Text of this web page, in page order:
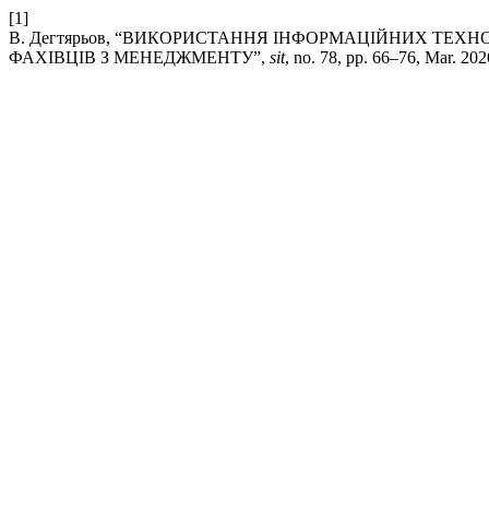
[1]
В. Дегтярьов, “ВИКОРИСТАННЯ ІНФОРМАЦІЙНИХ
ФАХІВЦІВ З МЕНЕДЖМЕНТУ”, sit, no. 78, pp. 66–76, Mar.